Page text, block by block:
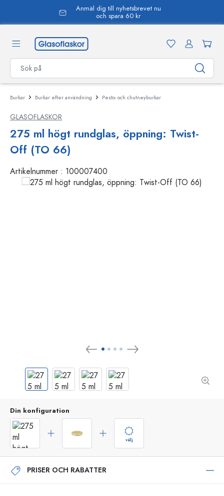
Anmäl dig till nyhetsbrevet nu
och spara 60 kr
Burkar Burkar efter användning Pesto- och chutneyburkar
GLASOFLASKOR
275 ml högt rundglas, öppning: Twist-
Off (TO 66)
Artikelnummer : 100007400
Din konfiguration
välj
PRISER OCH RABATTER